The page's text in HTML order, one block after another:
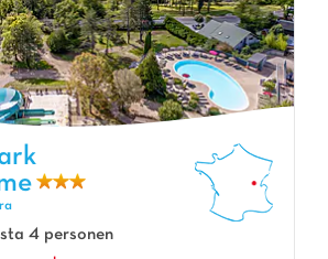
Vakantiepark Franche Comté
4 personen